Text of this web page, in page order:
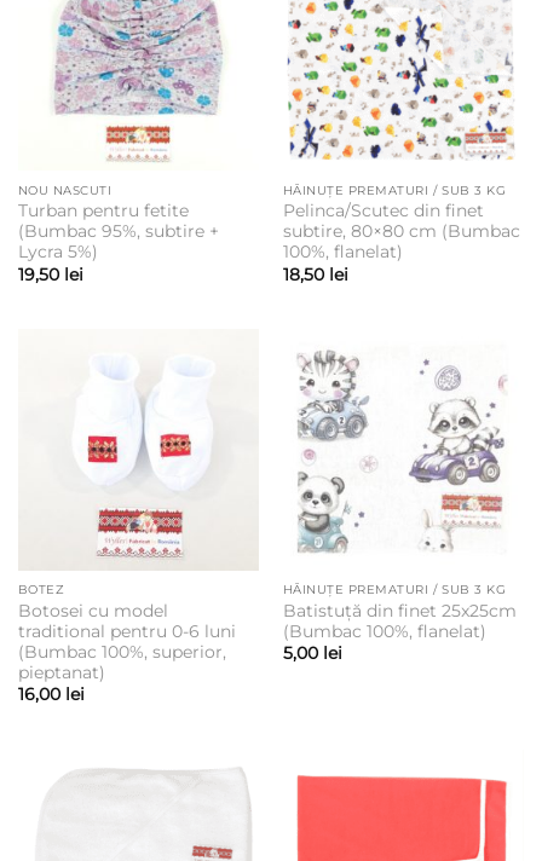
NOU NASCUTI
Turban pentru fetite
(Bumbac 95%, subtire +
Lycra 5%)
19,50 lei
HĂINUȚE PREMATURI / SUB 3 KG
Pelinca/Scutec din finet
subtire, 80×80 cm (Bumbac
100%, flanelat)
18,50 lei
BOTEZ
Botosei cu model
traditional pentru 0-6 luni
(Bumbac 100%, superior,
pieptanat)
16,00 lei
HĂINUȚE PREMATURI / SUB 3 KG
Batistuță din finet 25x25cm
(Bumbac 100%, flanelat)
5,00 lei